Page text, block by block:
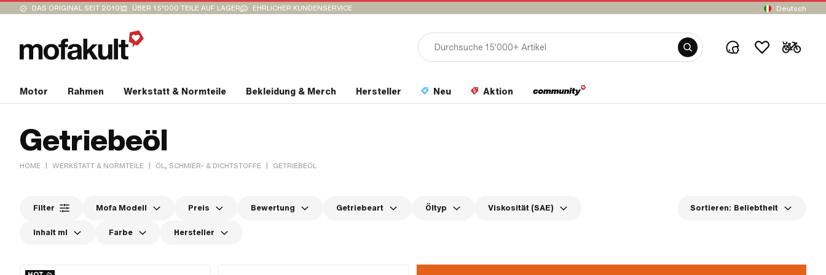
DAS ORIGINAL SEIT 2010 ÜBER 15’000 TEILE AUF LAGER EHRLICHER KUNDENSERVICE Deutsch
Motor Rahmen Werkstatt & Normteile Bekleidung & Merch Hersteller Neu Aktion
Getriebeöl
HOME | WERKSTATT & NORMTEILE | ÖL, SCHMIER- & DICHTSTOFFE | GETRIEBEÖL
Filter Mofa Modell Preis Bewertung Getriebeart Öltyp Viskosität (SAE)
Inhalt ml Farbe Hersteller
Sortieren: Beliebtheit